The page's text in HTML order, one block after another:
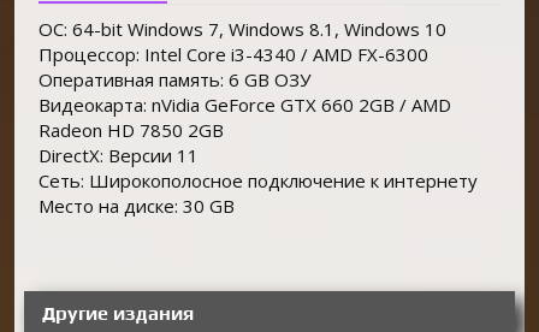
ОС: 64-bit Windows 7, Windows 8.1, Windows 10
Процессор: Intel Core i3-4340 / AMD FX-6300
Оперативная память: 6 GB ОЗУ
Видеокарта: nVidia GeForce GTX 660 2GB / AMD
Radeon HD 7850 2GB
DirectX: Версии 11
Сеть: Широкополосное подключение к интернету
Место на диске: 30 GB
Другие издания